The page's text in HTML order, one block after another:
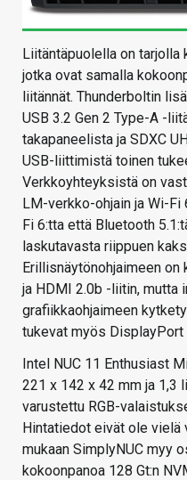
Liitäntäpuolella on tarjolla
jotka ovat samalla
liitännät. Thunderboltin
USB 3.2 Gen 2 Type-A -
takapaneelista ja SDXC
USB-liittimistä toinen
Verkkoyhteyksistä on
LM-verkko-ohjain ja Wi-Fi
Fi 6:tta että Bluetooth
laskutavasta riippuen
Erillisnäytönohjaimeen
ja HDMI 2.0b -liitin, mutta
grafiikkaohjaimeen
tukevat myös DisplayPort
Intel NUC 11 Enthusiast
221 x 142 x 42 mm ja 1,3
varustettu RGB-
Hintatiedot eivät ole vielä
mukaan SimplyNUC myy
kokoonpanoa 128 Gt:n